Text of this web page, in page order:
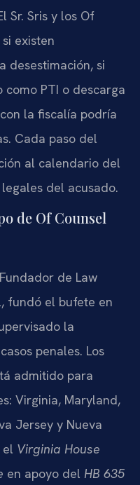
Sr. Sris y los Of
existen
desestimación, si
PTI o descarga
la fiscalía podría
Cada paso del
al calendario del
del acusado.
de Of Counsel
de Law
fundó el bufete en
la
penales. Los
admitido para
Virginia, Maryland,
Jersey y Nueva
el Virginia House
en apoyo del HB 635